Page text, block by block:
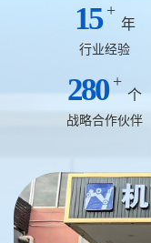
15 +
年
行业经验
280 +
个
战略合作伙伴